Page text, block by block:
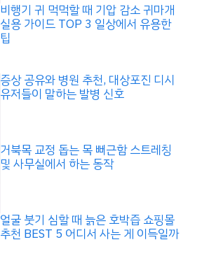
비행기 귀 먹먹할 때 기압 감소 귀마개
실용 가이드 TOP 3 일상에서 유용한
팁
증상 공유와 병원 추천, 대상포진 디시
유저들이 말하는 발병 신호
거북목 교정 돕는 목 뻐근함 스트레칭
및 사무실에서 하는 동작
얼굴 붓기 심할 때 늙은 호박즙 쇼핑몰
추천 BEST 5 어디서 사는 게 이득일까